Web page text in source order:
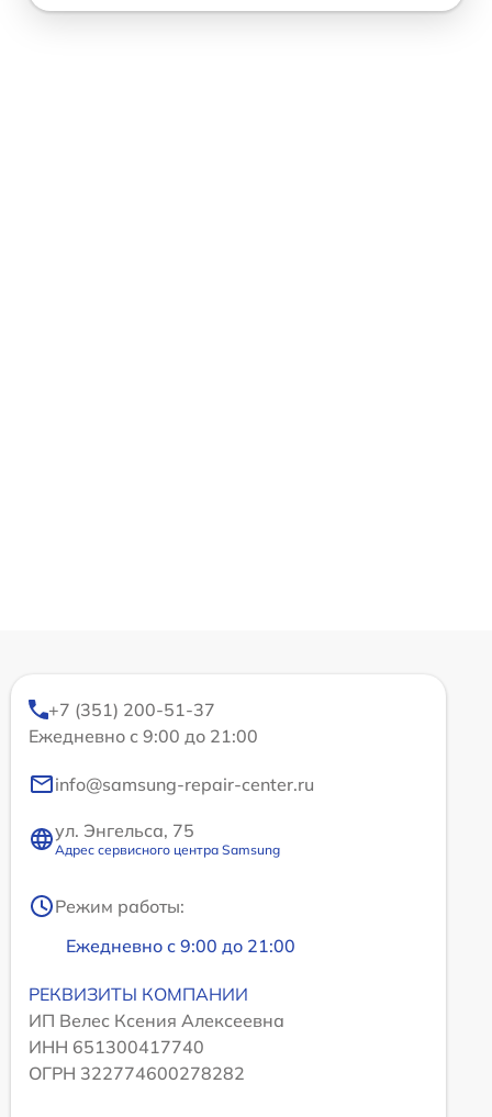
+7 (351) 200-51-37
Ежедневно с 9:00 до 21:00
info@samsung-repair-center.ru
ул. Энгельса, 75
Адрес сервисного центра Samsung
Режим работы:
Ежедневно с 9:00 до 21:00
РЕКВИЗИТЫ КОМПАНИИ
ИП Велес Ксения Алексеевна
ИНН 651300417740
ОГРН 322774600278282